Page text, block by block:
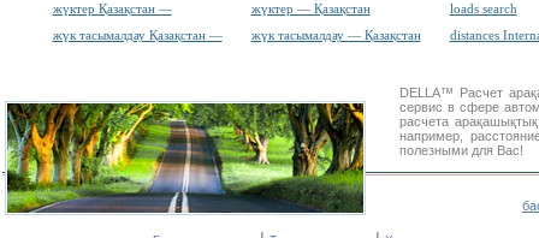
жүктер Қазақстан — жүктер — Қазақстан
loads search
жүк тасымалдау Қазақстан —
жүк тасымалдау — Қазақстан distances
DELLA™ Расчет
сервис в сфере
расчета
например,
полезными для Вас!